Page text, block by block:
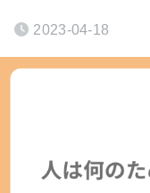
2023-04-18